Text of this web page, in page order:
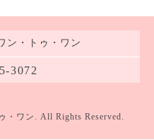
・トゥ・ワン
3072
・ワン . All Rights Reserved.